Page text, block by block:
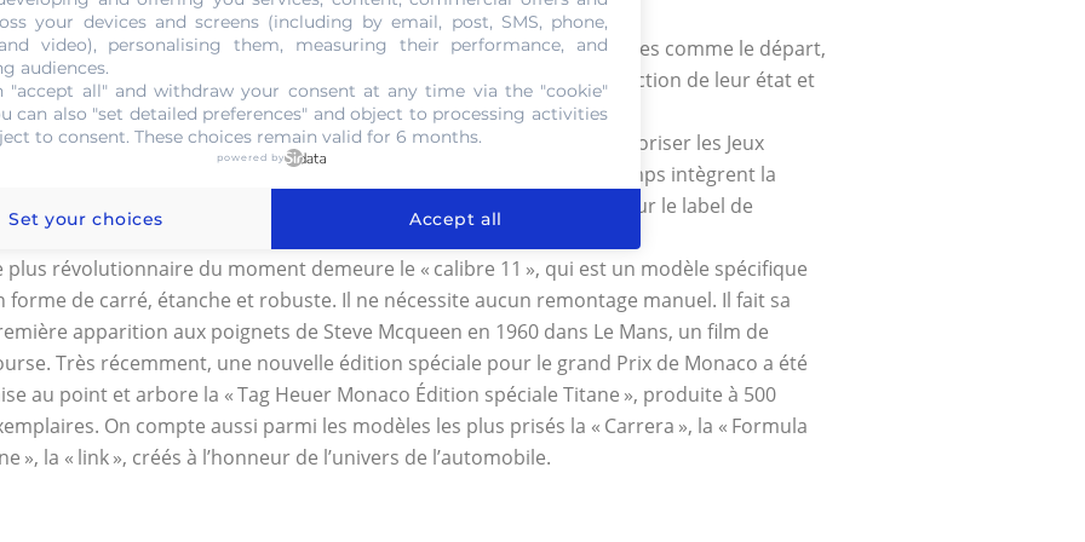
à colonnes.
rouage va permettre à la montre de coordonner les différentes phases comme le départ,
ou la remise à zéro des aiguilles. Le prix des montres varie en fonction de leur état et
modèle choisi, notamment de 1900 euros à 20 000 euros.
premières tocantes Tag Heuer Monaco ont été conçues pour sponsoriser les Jeux
d’Anvers, de Paris et d’Amsterdam. Peu à peu, les garde-temps intègrent la
automobile et le sport en plein air. Ces domaines demeurent pour le label de
outils pour promouvoir les garde-temps.
plus révolutionnaire du moment demeure le « calibre 11 », qui est un modèle spécifique
forme de carré, étanche et robuste. Il ne nécessite aucun remontage manuel. Il fait sa
apparition aux poignets de Steve Mcqueen en 1960 dans Le Mans, un film de
Très récemment, une nouvelle édition spéciale pour le grand Prix de Monaco a été
au point et arbore la « Tag Heuer Monaco Édition spéciale Titane », produite à 500
On compte aussi parmi les modèles les plus prisés la « Carrera », la « Formula
», la « link », créés à l’honneur de l’univers de l’automobile.
your devices and screens (including by email, post, SMS, phone,
video), personalising them, measuring their performance, and
audiences.
"accept all" and withdraw your consent at any time via the "cookie"
can also "set detailed preferences" and object to processing activities
to consent. These choices remain valid for 6 months.
powered by
Set your choices Accept all